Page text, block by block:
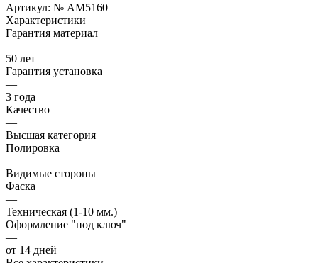
Артикул: № AM5160
Характеристики
Гарантия материал
—
50 лет
Гарантия установка
—
3 года
Качество
—
Высшая категория
Полировка
—
Видимые стороны
Фаска
—
Техническая (1-10 мм.)
Оформление "под ключ"
—
от 14 дней